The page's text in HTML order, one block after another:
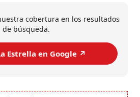
cobertura en los resultados
de búsqueda.
Estrella en Google ↗️